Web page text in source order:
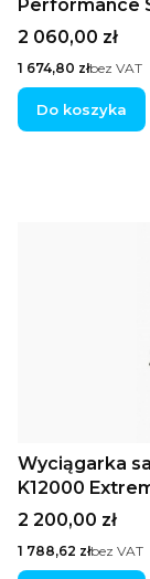
Performance
Cena
2 060,00 zł
Cena
1 674,80 złbez VAT
Do koszyka
Wyciągarka
K12000
Cena
2 200,00 zł
Cena
1 788,62 złbez VAT